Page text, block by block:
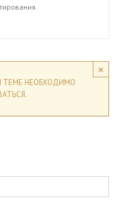
×
ТЕМЕ НЕОБХОДИМО